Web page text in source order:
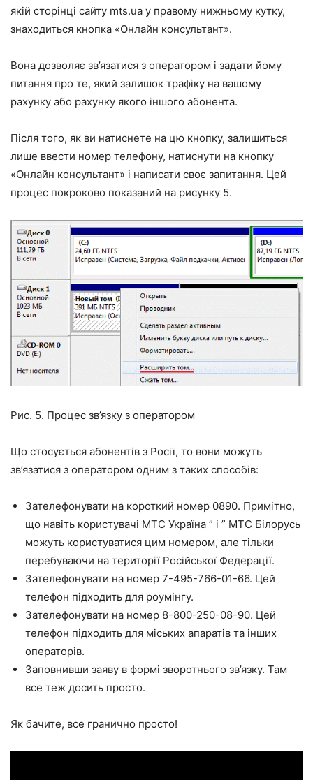
якій сторінці сайту mts.ua у правому нижньому кутку,
знаходиться кнопка «Онлайн консультант».
Вона дозволяє зв’язатися з оператором і задати йому
питання про те, який залишок трафіку на вашому
рахунку або рахунку якого іншого абонента.
Після того, як ви натиснете на цю кнопку, залишиться
лише ввести номер телефону, натиснути на кнопку
«Онлайн консультант» і написати своє запитання. Цей
процес покроково показаний на рисунку 5.
Рис. 5. Процес зв’язку з оператором
Що стосується абонентів з Росії, то вони можуть
зв’язатися з оператором одним з таких способів:
Зателефонувати на короткий номер 0890. Примітно,
що навіть користувачі МТС Україна ” і ” МТС Білорусь
можуть користуватися цим номером, але тільки
перебуваючи на території Російської Федерації.
Зателефонувати на номер 7-495-766-01-66. Цей
телефон підходить для роумінгу.
Зателефонувати на номер 8-800-250-08-90. Цей
телефон підходить для міських апаратів та інших
операторів.
Заповнивши заяву в формі зворотнього зв’язку. Там
все теж досить просто.
Як бачите, все гранично просто!